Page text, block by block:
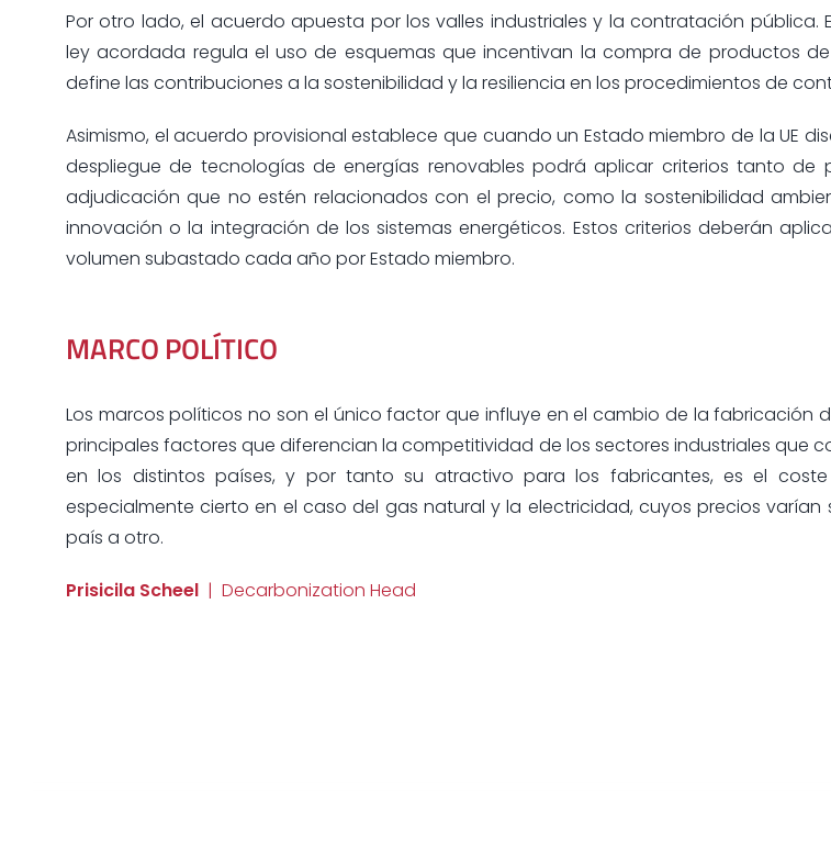
Por otro lado, el acuerdo apuesta por los valles industriales y la contratación pública.
ley acordada regula el uso de esquemas que incentivan la compra de productos
define las contribuciones a la sostenibilidad y la resiliencia en los procedimientos de
Asimismo, el acuerdo provisional establece que cuando un Estado miembro de la UE
despliegue de tecnologías de energías renovables podrá aplicar criterios tanto de
adjudicación que no estén relacionados con el precio, como la sostenibilidad
innovación o la integración de los sistemas energéticos. Estos criterios deberán
volumen subastado cada año por Estado miembro.
MARCO POLÍTICO
Los marcos políticos no son el único factor que influye en el cambio de la fabricación
principales factores que diferencian la competitividad de los sectores industriales que
en los distintos países, y por tanto su atractivo para los fabricantes, es el
especialmente cierto en el caso del gas natural y la electricidad, cuyos precios varían
país a otro.
Prisicila Scheel | Decarbonization Head